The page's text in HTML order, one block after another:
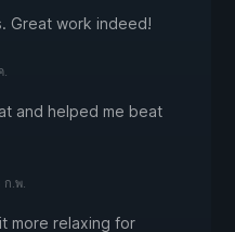
Great work indeed!
and helped me beat
ก.พ.
more relaxing for